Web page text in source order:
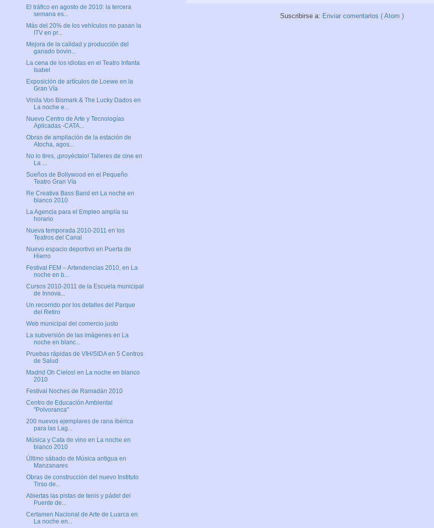
Suscribirse a: Enviar comentarios ( Atom )
El tráfico en agosto de 2010: la tercera
semana es...
Más del 20% de los vehículos no pasan la
ITV en pr...
Mejora de la calidad y producción del
ganado bovin...
La cena de los idiotas en el Teatro Infanta
Isabel
Exposición de artículos de Loewe en la
Gran Vía
Vinila Von Bismark & The Lucky Dados en
La noche e...
Nuevo Centro de Arte y Tecnologías
Aplicadas -CATA...
Obras de ampliación de la estación de
Atocha, agos...
No lo tires, ¡proyéctalo! Talleres de cine en
La ...
Sueños de Bollywood en el Pequeño
Teatro Gran Vía
Re Creativa Bass Band en La noche en
blanco 2010
La Agencia para el Empleo amplía su
horario
Nueva temporada 2010-2011 en los
Teatros del Canal
Nuevo espacio deportivo en Puerta de
Hierro
Festival FEM – Artendencias 2010, en La
noche en b...
Cursos 2010-2011 de la Escuela municipal
de Innova...
Un recorrido por los detalles del Parque
del Retiro
Web municipal del comercio justo
La subversión de las imágenes en La
noche en blanc...
Pruebas rápidas de VIH/SIDA en 5 Centros
de Salud
Madrid Oh Cielos! en La noche en blanco
2010
Festival Noches de Ramadán 2010
Centro de Educación Ambiental
"Polvoranca"
200 nuevos ejemplares de rana ibérica
para las Lag...
Música y Cata de vino en La noche en
blanco 2010
Último sábado de Música antigua en
Manzanares
Obras de construcción del nuevo Instituto
Tirso de...
Abiertas las pistas de tenis y pádel del
Puente de...
Certamen Nacional de Arte de Luarca en
La noche en...